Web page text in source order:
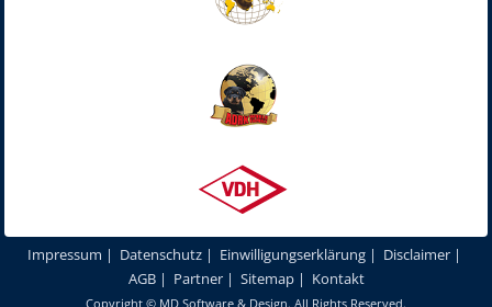
Impressum | Datenschutz | Einwilligungserklärung | Disclaimer |
AGB| Partner| Sitemap| Kontakt
Copyright © MD Software & Design. All Rights Reserved.